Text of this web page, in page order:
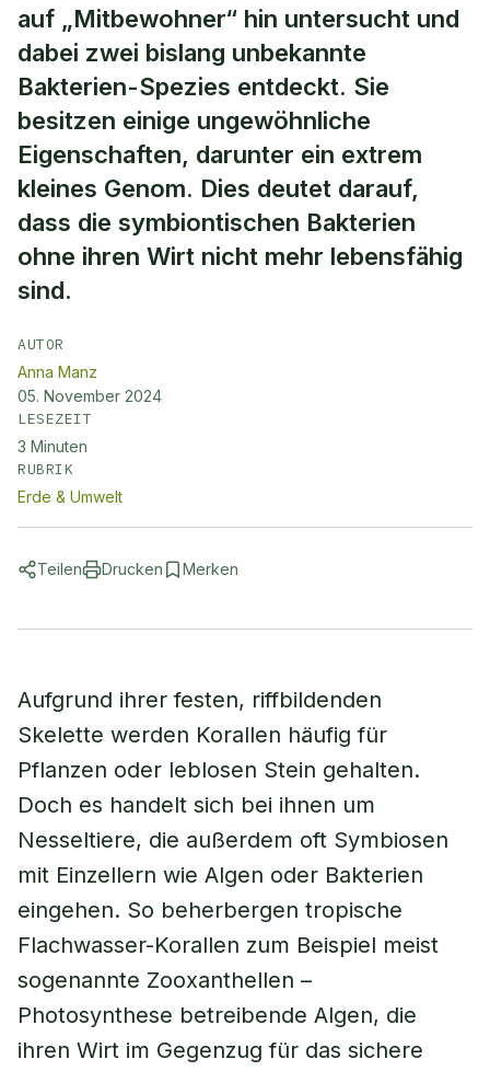
auf „Mitbewohner“ hin untersucht und
dabei zwei bislang unbekannte
Bakterien-Spezies entdeckt. Sie
besitzen einige ungewöhnliche
Eigenschaften, darunter ein extrem
kleines Genom. Dies deutet darauf,
dass die symbiontischen Bakterien
ohne ihren Wirt nicht mehr lebensfähig
sind.
AUTOR
Anna Manz
05. November 2024
LESEZEIT
3 Minuten
RUBRIK
Erde & Umwelt
Teilen Drucken Merken
Aufgrund ihrer festen, riffbildenden
Skelette werden Korallen häufig für
Pflanzen oder leblosen Stein gehalten.
Doch es handelt sich bei ihnen um
Nesseltiere, die außerdem oft Symbiosen
mit Einzellern wie Algen oder Bakterien
eingehen. So beherbergen tropische
Flachwasser-Korallen zum Beispiel meist
sogenannte Zooxanthellen –
Photosynthese betreibende Algen, die
ihren Wirt im Gegenzug für das sichere